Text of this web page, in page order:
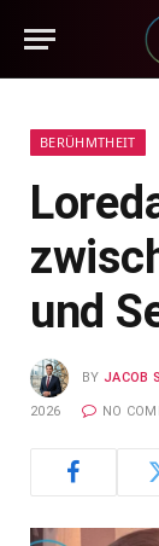
BERÜHMTHEIT
und
BY JACOB
2026 NO